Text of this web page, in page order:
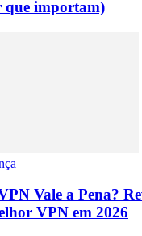
que importam)
Vale a Pena?
VPN em 2026